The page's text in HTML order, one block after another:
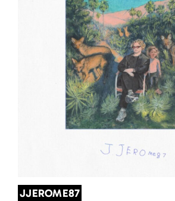
JJEROME87